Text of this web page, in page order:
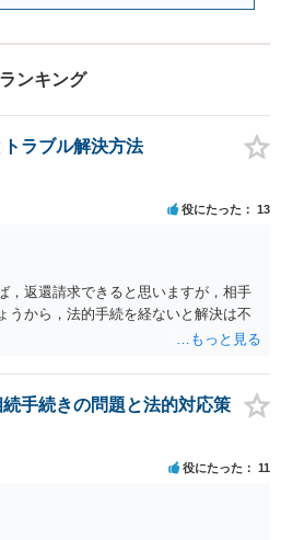
ンキング
ラブル解決方法
役にたった 13
，返還請求できると思いますが，相手
うから，法的手続を経ないと解決は不
手続きの問題と法的対応策
役にたった 11